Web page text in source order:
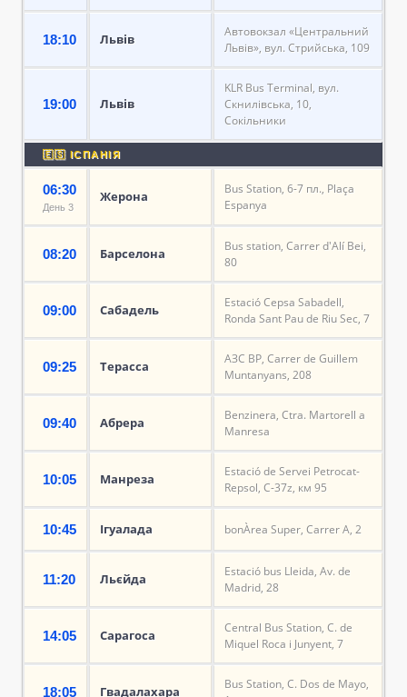
18:10 Львів
Автовокзал «Центральний
Львів», вул. Стрийська, 109
19:00 Львів
KLR Bus Terminal, вул.
Скнилівська, 10,
Сокільники
🇪🇸 ІСПАНІЯ
06:30
День 3
Жерона
Bus Station, 6-7 пл., Plaça
Espanya
08:20 Барселона
Bus station, Carrer d'Alí Bei,
80
09:00 Сабадель
Estació Cepsa Sabadell,
Ronda Sant Pau de Riu Sec, 7
09:25 Терасса
АЗС BP, Carrer de Guillem
Muntanyans, 208
09:40 Абрера
Benzinera, Ctra. Martorell a
Manresa
10:05 Манреза
Estació de Servei Petrocat-
Repsol, C-37z, км 95
10:45 Ігуалада bonÀrea Super, Carrer A, 2
11:20 Льєйда
Estació bus Lleida, Av. de
Madrid, 28
14:05 Сарагоса
Central Bus Station, C. de
Miquel Roca i Junyent, 7
18:05 Гвадалахара
Bus Station, C. Dos de Mayo,